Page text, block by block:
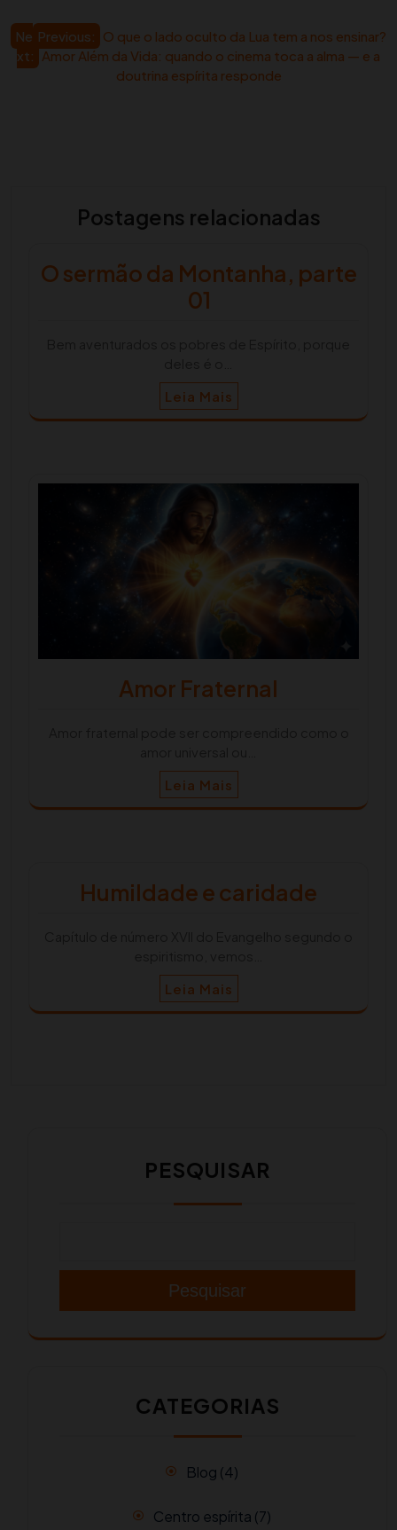
Navegação
de
Previous: O que o lado oculto da Lua tem a nos ensinar?
Ne
xt: Amor Além da Vida: quando o cinema toca a alma — e a
doutrina espírita responde
Postagens relacionadas
O sermão da Montanha, parte
01
Leia Mais
Amor Fraternal
Leia Mais
Humildade e caridade
Leia Mais
PESQUISAR
Pesquisar
CATEGORIAS
Blog (4)
Centro espírita (7)